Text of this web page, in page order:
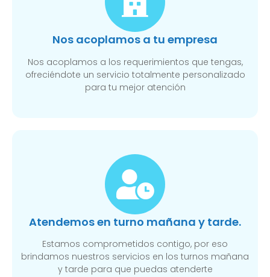
Nos acoplamos a tu empresa
Nos acoplamos a los requerimientos que tengas,
ofreciéndote un servicio totalmente personalizado
para tu mejor atención
Atendemos en turno mañana y tarde.
Estamos comprometidos contigo, por eso
brindamos nuestros servicios en los turnos mañana
y tarde para que puedas atenderte